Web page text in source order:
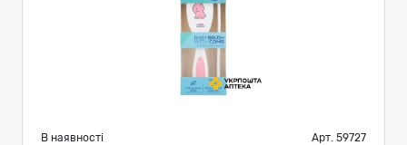
В наявності Арт. 59727